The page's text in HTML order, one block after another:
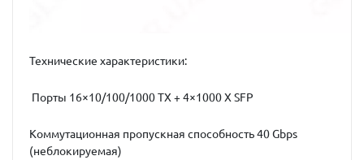
Технические характеристики:
Порты 16×10/100/1000 TX + 4×1000 X SFP
Коммутационная пропускная способность 40 Gbps
(неблокируемая)